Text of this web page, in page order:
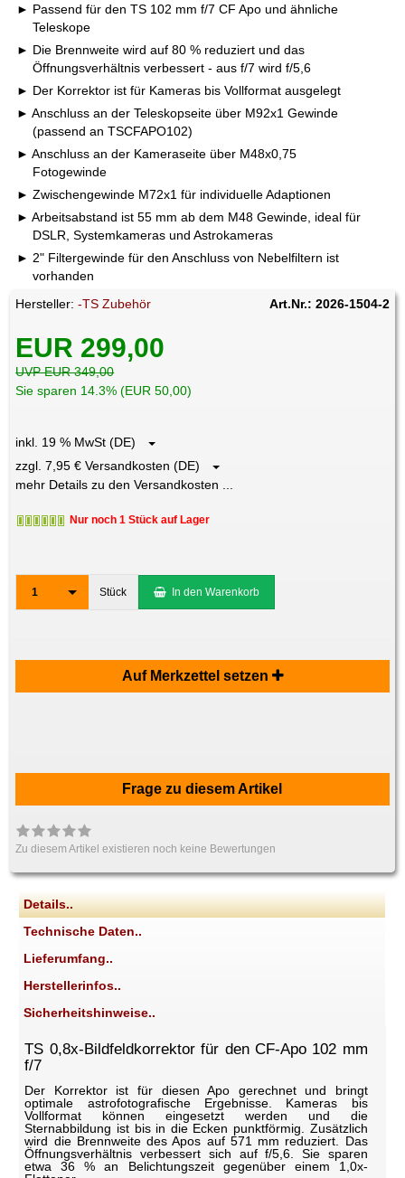
Passend für den TS 102 mm f/7 CF Apo und ähnliche
Teleskope
Die Brennweite wird auf 80 % reduziert und das
Öffnungsverhältnis verbessert - aus f/7 wird f/5,6
Der Korrektor ist für Kameras bis Vollformat ausgelegt
Anschluss an der Teleskopseite über M92x1 Gewinde
(passend an TSCFAPO102)
Anschluss an der Kameraseite über M48x0,75
Fotogewinde
Zwischengewinde M72x1 für individuelle Adaptionen
Arbeitsabstand ist 55 mm ab dem M48 Gewinde, ideal für
DSLR, Systemkameras und Astrokameras
2" Filtergewinde für den Anschluss von Nebelfiltern ist
vorhanden
Hersteller:-TS Zubehör Art.Nr.: 2026-1504-2
EUR 299,00
UVP EUR 349,00
Sie sparen 14.3% (EUR 50,00)
inkl. 19 % MwSt (DE)
zzgl. 7,95 € Versandkosten (DE)
mehr Details zu den Versandkosten ...
Nur noch 1 Stück auf Lager
1 Stück In den Warenkorb
Auf Merkzettel setzen
Frage zu diesem Artikel
Zu diesem Artikel existieren noch keine Bewertungen
Details..
Technische Daten..
Lieferumfang..
Herstellerinfos..
Sicherheitshinweise..
TS 0,8x-Bildfeldkorrektor für den CF-Apo 102 mm
f/7
Der Korrektor ist für diesen Apo gerechnet und bringt
optimale astrofotografische Ergebnisse. Kameras bis
Vollformat können eingesetzt werden und die
Sternabbildung ist bis in die Ecken punktförmig. Zusätzlich
wird die Brennweite des Apos auf 571 mm reduziert. Das
Öffnungsverhältnis verbessert sich auf f/5,6. Sie sparen
etwa 36 % an Belichtungszeit gegenüber einem 1,0x-